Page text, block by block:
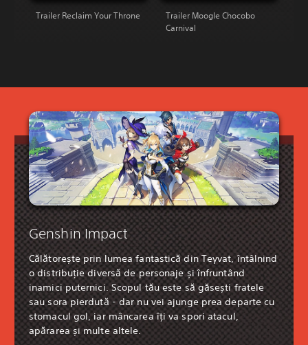
Trailer Reclaim Your Throne
Trailer Moogle Chocobo
Carnival
Genshin Impact
Călătorește prin lumea fantastică din Teyvat, întâlnind
o distribuție diversă de personaje și înfruntând
inamici puternici. Scopul tău este să găsești fratele
sau sora pierdută - dar nu vei ajunge prea departe cu
stomacul gol, iar mâncarea îți va spori atacul,
apărarea și multe altele.